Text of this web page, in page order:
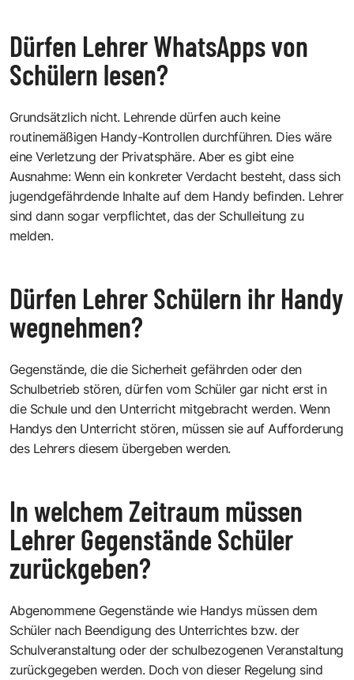
Dürfen Lehrer WhatsApps von
Schülern lesen?
Grundsätzlich nicht. Lehrende dürfen auch keine
routinemäßigen Handy-Kontrollen durchführen. Dies wäre
eine Verletzung der Privatsphäre. Aber es gibt eine
Ausnahme: Wenn ein konkreter Verdacht besteht, dass sich
jugendgefährdende Inhalte auf dem Handy befinden. Lehrer
sind dann sogar verpflichtet, das der Schulleitung zu
melden.
Dürfen Lehrer Schülern ihr Handy
wegnehmen?
Gegenstände, die die Sicherheit gefährden oder den
Schulbetrieb stören, dürfen vom Schüler gar nicht erst in
die Schule und den Unterricht mitgebracht werden. Wenn
Handys den Unterricht stören, müssen sie auf Aufforderung
des Lehrers diesem übergeben werden.
In welchem Zeitraum müssen
Lehrer Gegenstände Schüler
zurückgeben?
Abgenommene Gegenstände wie Handys müssen dem
Schüler nach Beendigung des Unterrichtes bzw. der
Schulveranstaltung oder der schulbezogenen Veranstaltung
zurückgegeben werden. Doch von dieser Regelung sind